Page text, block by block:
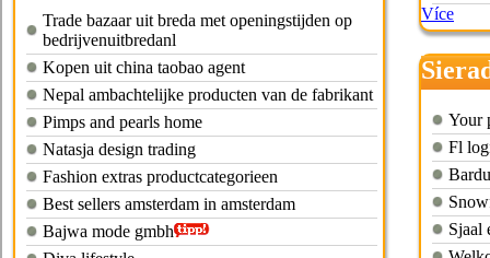
Trade bazaar uit breda met openingstijden op
bedrijvenuitbredanl
Kopen uit china taobao agent
Nepal ambachtelijke producten van de fabrikant
Pimps and pearls home
Natasja design trading
Fashion extras productcategorieen
Best sellers amsterdam in amsterdam
Bajwa mode gmbh
Více
Your
Fl
Sjaal